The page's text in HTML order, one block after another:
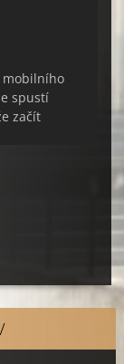
mobilního
spustí
začít